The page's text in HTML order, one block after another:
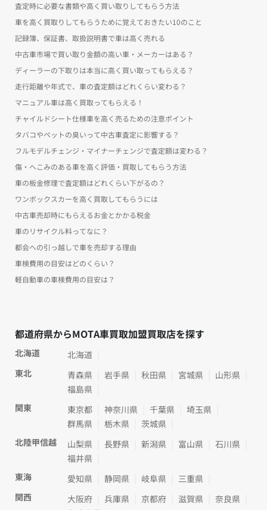
査定時に必要な書類や高く買い取りしてもらう方法
車を高く買取りしてもらうために覚えておきたい10のこと
記録簿、保証書、取扱説明書で車は高く売れる
中古車市場で買い取り金額の高い車・メーカーはある？
ディーラーの下取りは本当に高く買い取ってもらえる？
走行距離や年式で、車の査定額はどれくらい変わる？
マニュアル車は高く買取ってもらえる！
チャイルドシート仕様車を高く売るための注意ポイント
タバコやペットの臭いって中古車査定に影響する？
フルモデルチェンジ・マイナーチェンジで査定額は変わる？
傷・へこみのある車を高く評価・買取してもらう方法
車の板金修理で査定額はどれくらい下がるの？
ワンボックスカーを高く買取してもらうには
中古車売却時にもらえるお金とかかる税金
車のリサイクル料ってなに？
都会への引っ越しで車を売却する理由
車検費用の目安はどのくらい？
軽自動車の車検費用の目安は？
都道府県からMOTA車買取加盟買取店を探す
北海道
北海道
東北
青森県 岩手県 秋田県 宮城県
山形県
福島県
関東
東京都 神奈川県 千葉県
埼玉県
群馬県
栃木県
茨城県
北陸甲信越
山梨県 長野県 新潟県 富山県
石川県
福井県
東海
愛知県 静岡県 岐阜県
三重県
関西
大阪府 兵庫県 京都府 滋賀県
奈良県